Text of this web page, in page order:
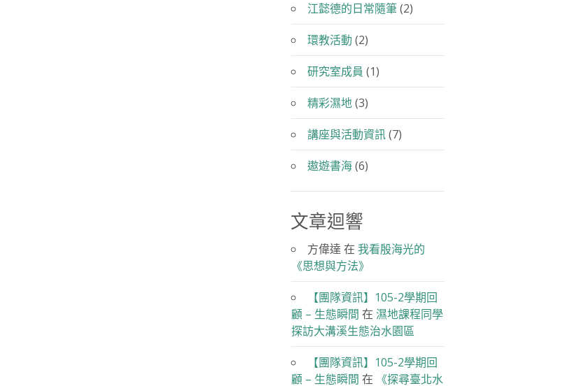
江懿德的日常隨筆(2)
環教活動 (2)
研究室成員 (1)
精彩濕地(3)
講座與活動資訊(7)
遨遊書海(6)
文章迴響
方偉達 在 我看殷海光的
《思想與方法》
【團隊資訊】105-2學期回
顧 – 生態瞬間 在 濕地課程同學
探訪大溝溪生態治水園區
【團隊資訊】105-2學期回
顧 – 生態瞬間 在 《探尋臺北水